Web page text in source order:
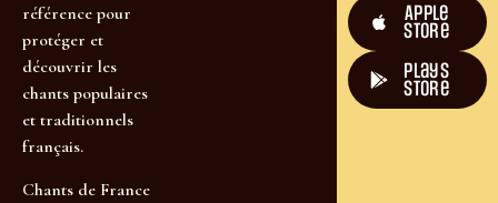
référence pour
protéger et
découvrir les
chants populaires
et traditionnels
français.
Chants de France
Apple
Store
plays
store